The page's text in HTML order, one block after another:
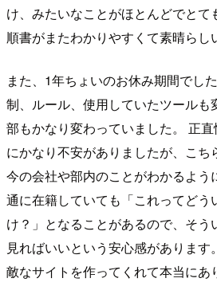
け、みたいなことがほとんどでと
順書がまたわかりやすくて素晴らし
また、1年ちょいのお休み期間でし
制、ルール、使用していたツールも
部もかなり変わっていました。 正
にかなり不安がありましたが、こ
今の会社や部内のことがわかるよう
通に在籍していても「これってどう
け？」となることがあるので、そう
見ればいいという安心感がありま
敵なサイトを作ってくれて本当にあ